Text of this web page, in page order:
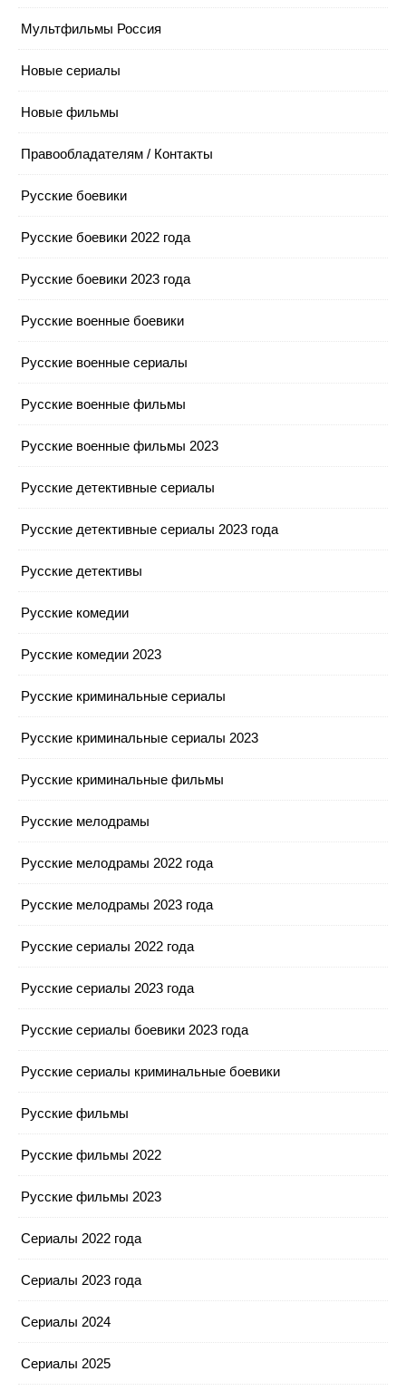
Мультфильмы Россия
Новые сериалы
Новые фильмы
Правообладателям / Контакты
Русские боевики
Русские боевики 2022 года
Русские боевики 2023 года
Русские военные боевики
Русские военные сериалы
Русские военные фильмы
Русские военные фильмы 2023
Русские детективные сериалы
Русские детективные сериалы 2023 года
Русские детективы
Русские комедии
Русские комедии 2023
Русские криминальные сериалы
Русские криминальные сериалы 2023
Русские криминальные фильмы
Русские мелодрамы
Русские мелодрамы 2022 года
Русские мелодрамы 2023 года
Русские сериалы 2022 года
Русские сериалы 2023 года
Русские сериалы боевики 2023 года
Русские сериалы криминальные боевики
Русские фильмы
Русские фильмы 2022
Русские фильмы 2023
Сериалы 2022 года
Сериалы 2023 года
Сериалы 2024
Сериалы 2025